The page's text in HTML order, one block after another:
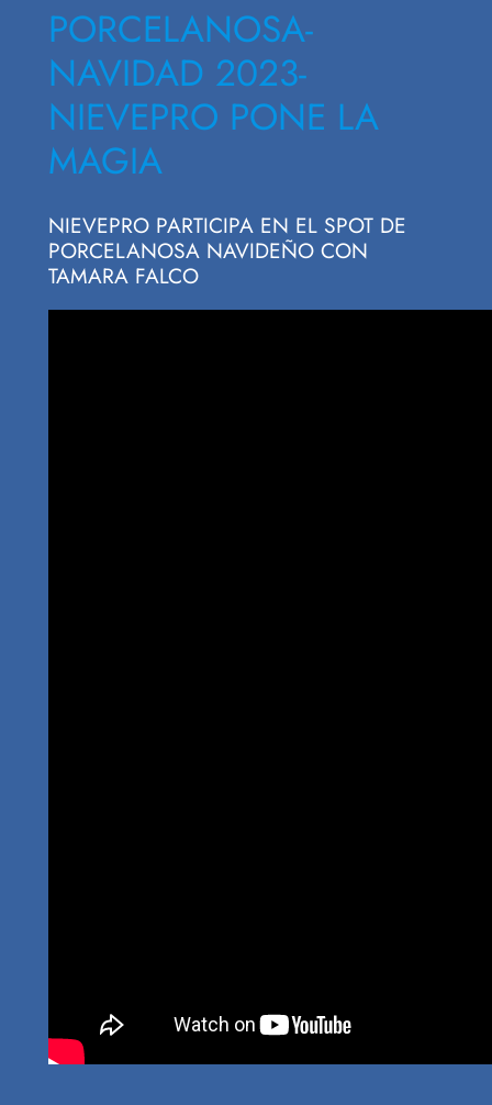
PORCELANOSA-
NAVIDAD 2023-
NIEVEPRO PONE LA
MAGIA
NIEVEPRO PARTICIPA EN EL SPOT DE
PORCELANOSA NAVIDEÑO CON
TAMARA FALCO